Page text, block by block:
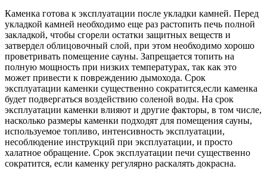
Каменка готова к эксплуатации после укладки камней. Перед
укладкой камней необходимо еще раз растопить печь полной
закладкой, чтобы сгорели остатки защитных веществ и
затвердел облицовочный слой, при этом необходимо хорошо
проветривать помещение сауны. Запрещается топить на
полную мощность при низких температурах, так как это
может привести к повреждению дымохода. Срок
эксплуатации каменки существенно сократится,если каменка
будет подвергаться воздействию соленой воды. На срок
эксплуатации каменки влияют и другие факторы, в том числе,
насколько размеры каменки подходят для помещения сауны,
используемое топливо, интенсивность эксплуатации,
несоблюдение инструкций при эксплуатации, и просто
халатное обращение. Срок эксплуатации печи существенно
сократится, если каменку регулярно раскалять докрасна.